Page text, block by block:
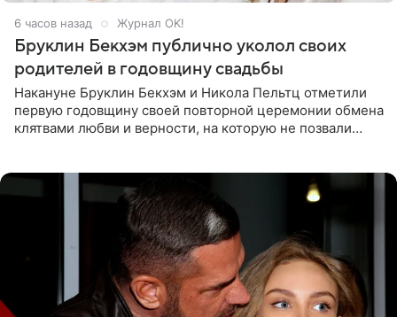
6 часов назад Журнал OK!
Бруклин Бекхэм публично уколол своих
родителей в годовщину свадьбы
Накануне Бруклин Бекхэм и Никола Пельтц отметили
первую годовщину своей повторной церемонии обмена
клятвами любви и верности, на которую не позвали